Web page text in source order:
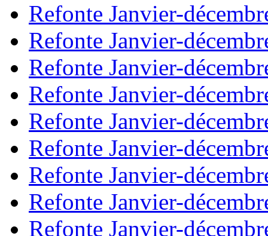
Refonte Janvier-
Refonte Janvier-
Refonte Janvier-
Refonte Janvier-
Refonte Janvier-
Refonte Janvier-
Refonte Janvier-
Refonte Janvier-
Refonte Janvier-